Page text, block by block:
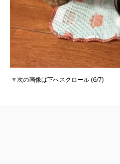
▼次の画像は下へスクロール (6/7)